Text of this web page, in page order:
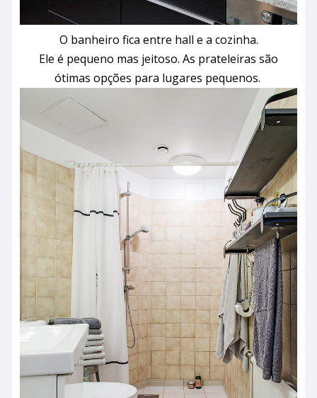
O banheiro fica entre hall e a cozinha.
Ele é pequeno mas jeitoso. As prateleiras são
ótimas opções para lugares pequenos.